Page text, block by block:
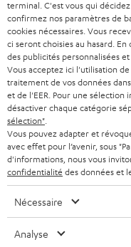
o
n
s
r
e
l
a
t
i
v
l
s
c
o
n
t
a
c
t
Questions
Magasin
Faites
laissez-
magasins.
Vue
terminal. C'est vous qui
confirmez nos paramètres de
cookies nécessaires. Vous
ci seront choisies au hasard. En
des publicités personnalisées
Vous acceptez ici l'utilisation
traitement de vos données
et de l'EER. Pour une sélection
désactiver chaque catégorie
sélection"
Vous pouvez adapter et
avec effet pour l’avenir, sous
d'informations, nous vous
confidentialité des données et
Nécessaire
Analyse